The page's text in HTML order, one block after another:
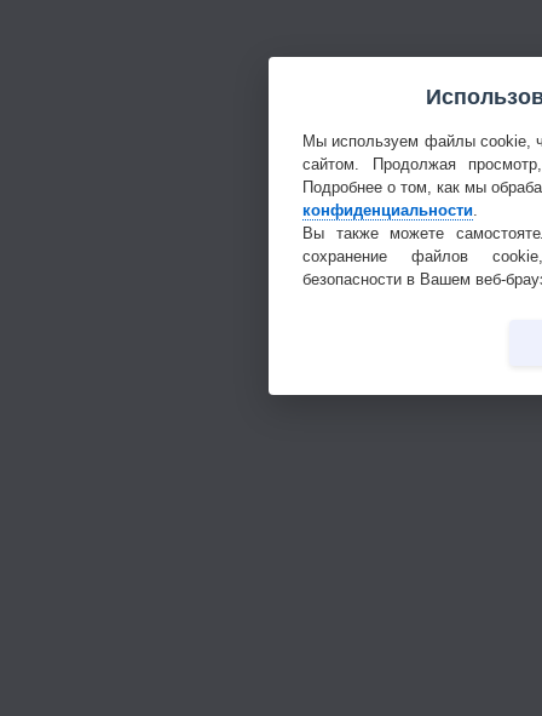
Мы используем файлы cookie,
сайтом. Продолжая
Подробнее о том, как мы
конфиденциальности.
Вы также можете
сохранение файлов
безопасности в Вашем веб-